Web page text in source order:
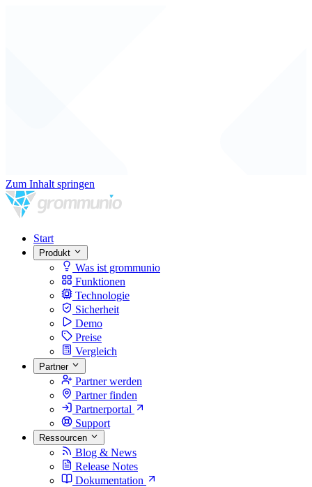
Zum Inhalt springen
Start
Produkt
Was ist grommunio
Funktionen
Technologie
Sicherheit
Demo
Preise
Vergleich
Partner
Partner werden
Partner finden
Partnerportal
Support
Ressourcen
Blog & News
Release Notes
Dokumentation